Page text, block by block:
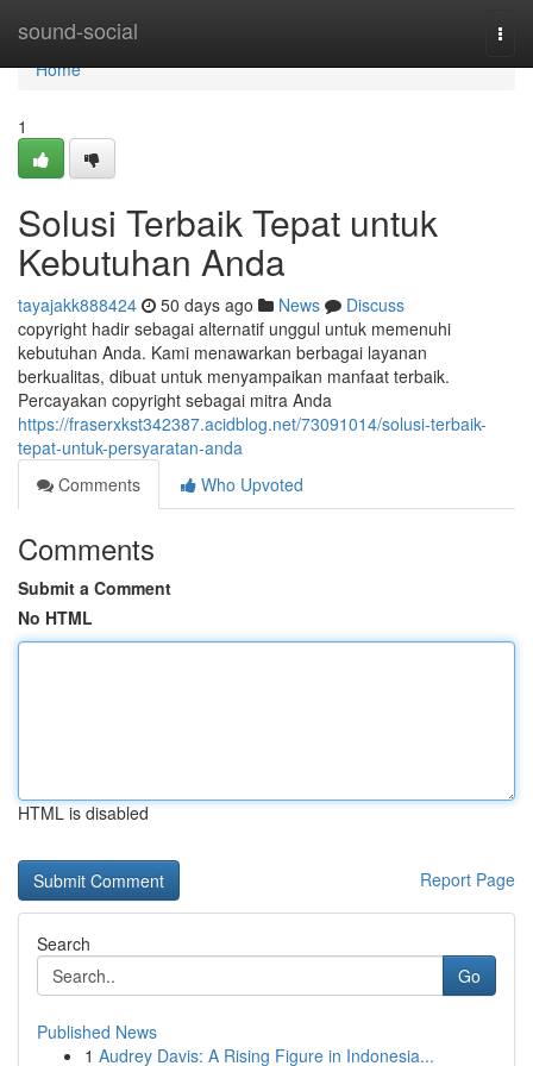
sound-social
Home
Home
1
Solusi Terbaik Tepat untuk
Kebutuhan Anda
tayajakk888424 50 days ago News
Discuss
copyright hadir sebagai alternatif unggul untuk memenuhi
kebutuhan Anda. Kami menawarkan berbagai layanan
berkualitas, dibuat untuk menyampaikan manfaat terbaik.
Percayakan copyright sebagai mitra Anda
https://fraserxkst342387.acidblog.net/73091014/solusi-terbaik-
tepat-untuk-persyaratan-anda
Comments
Who Upvoted
Comments
Submit a Comment
No HTML
HTML is disabled
Report Page
Search
Go
Published News
1 Audrey Davis: A Rising Figure in Indonesia...